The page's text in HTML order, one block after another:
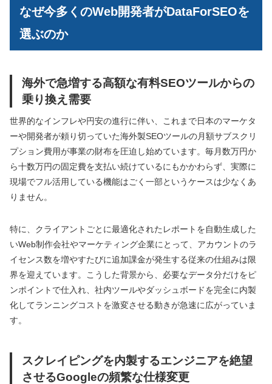
なぜ今多くのWeb開発者がDataForSEOを
選ぶのか
海外で急増する高額な有料SEOツールからの
乗り換え需要
世界的なインフレや円安の進行に伴い、これまで日本のマーケタ
ーや開発者が頼り切っていた海外製SEOツールの月額サブスクリ
プション費用が事業の財布を圧迫し始めています。毎月数万円か
ら十数万円の固定費を支払い続けているにもかかわらず、実際に
現場でフル活用している機能はごく一部というケースは少なくあ
りません。
特に、クライアントごとに最適化されたレポートを自動生成した
いWeb制作会社やマーケティング企業にとって、アカウントのラ
イセンス数を増やすたびに追加課金が発生する従来の仕組みは限
界を迎えています。こうした背景から、必要なデータ分だけをピ
ンポイントで仕入れ、社内ツールやダッシュボードを完全に内製
化してランニングコストを激変させる動きが急速に広がっていま
す。
スクレイピングを内製するエンジニアを絶望
させるGoogleの頻繁な仕様変更